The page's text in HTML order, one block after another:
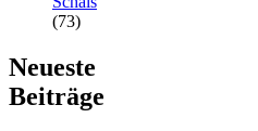
(73)
Neueste
Beiträge